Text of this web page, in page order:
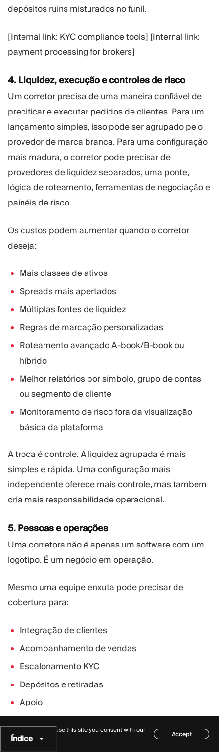
depósitos ruins misturados no funil.
[Internal link: KYC compliance tools] [Internal link:
payment processing for brokers]
4. Liquidez, execução e controles de risco
Um corretor precisa de uma maneira confiável de
precificar e executar pedidos de clientes. Para um
lançamento simples, isso pode ser agrupado pelo
provedor de marca branca. Para uma configuração
mais madura, o corretor pode precisar de
provedores de liquidez separados, uma ponte,
lógica de roteamento, ferramentas de negociação e
painéis de risco.
Os custos podem aumentar quando o corretor
deseja:
Mais classes de ativos
Spreads mais apertados
Múltiplas fontes de liquidez
Regras de marcação personalizadas
Roteamento avançado A-book/B-book ou
híbrido
Melhor relatórios por símbolo, grupo de contas
ou segmento de cliente
Monitoramento de risco fora da visualização
básica da plataforma
A troca é controle. A liquidez agrupada é mais
simples e rápida. Uma configuração mais
independente oferece mais controle, mas também
cria mais responsabilidade operacional.
5. Pessoas e operações
Uma corretora não é apenas um software com um
logotipo. É um negócio em operação.
Mesmo uma equipe enxuta pode precisar de
cobertura para:
Integração de clientes
Acompanhamento de vendas
Escalonamento KYC
Depósitos e retiradas
Apoio
Revisão de conformidade
Índice
By continuing to use this site you consent with our
cookie policy
Accept